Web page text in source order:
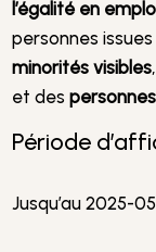
l’égalité en
personnes
minorités visibles
et des
Période
Jusqu’au 2025-